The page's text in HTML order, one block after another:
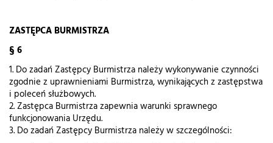
ZASTĘPCA BURMISTRZA
§ 6
1. Do zadań Zastępcy Burmistrza należy wykonywanie czynności
zgodnie z uprawnieniami Burmistrza, wynikających z zastępstwa
i poleceń służbowych.
2. Zastępca Burmistrza zapewnia warunki sprawnego
funkcjonowania Urzędu.
3. Do zadań Zastępcy Burmistrza należy w szczególności: